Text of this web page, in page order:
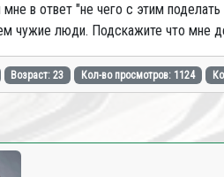
мне в ответ "не чего с этим
чужие люди. Подскажите что мне
Возраст: 23 Кол-во просмотров: 1124